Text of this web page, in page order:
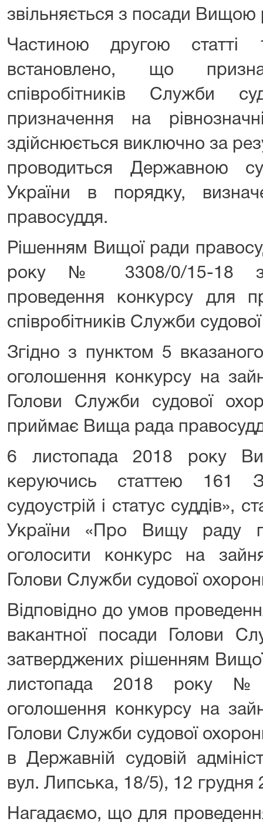
звільняється з посади
Частиною другою
встановлено, що
співробітників Служби
призначення на
здійснюється виключно за
проводиться Державною
України в порядку,
правосуддя.
Рішенням Вищої ради
року № 3308/0/15-18
проведення конкурсу для
співробітників Служби
Згідно з пунктом 5
оголошення конкурсу на
Голови Служби судової
приймає Вища рада
6 листопада 2018 року
керуючись статтею 161
судоустрій і статус суддів»,
України «Про Вищу раду
оголосити конкурс на
Голови Служби судової
Відповідно до умов
вакантної посади Голови
затверджених рішенням
листопада 2018
оголошення конкурсу на
Голови Служби судової
в Державній судовій
вул. Липська, 18/5), 12 грудня
Нагадаємо, що для